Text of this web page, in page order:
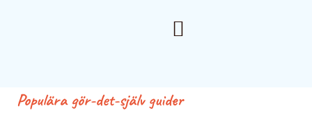
Populära gör-det-själv guider